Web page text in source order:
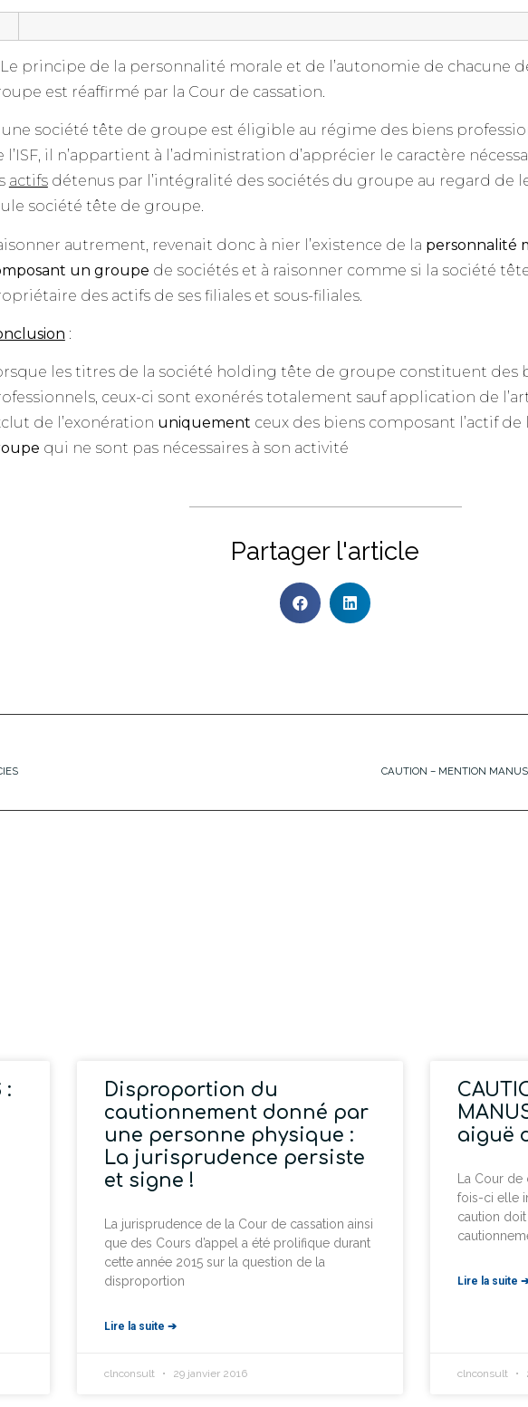
principe de la personnalité morale et de l’autonomie de chacune
est réaffirmé par la Cour de cassation.
une société tête de groupe est éligible au régime des biens
l’ISF, il n’appartient à l’administration d’apprécier le caractère
actifsdétenus par l’intégralité des sociétés du groupe au regard de
société tête de groupe.
autrement, revenait donc à nier l’existence de la personnalité
un groupe de sociétés et à raisonner comme si la société
des actifs de ses filiales et sous-filiales.
:
les titres de la société holding tête de groupe constituent des
ceux-ci sont exonérés totalement sauf application de
de l’exonération uniquement ceux des biens composant l’actif de
qui ne sont pas nécessaires à son activité
Partager l'article
CAUTION – MENTION
:
Disproportion du
cautionnement donné par
une personne physique :
La jurisprudence persiste
et signe !
La jurisprudence de la Cour de cassation ainsi
que des Cours d’appel a été prolifique durant
cette année 2015 sur la question de la
disproportion
Lire la suite ➔
clnconsult 29 janvier 2016
aiguë
La Cour
fois-ci elle
caution doit
Lire la suite
clnconsult